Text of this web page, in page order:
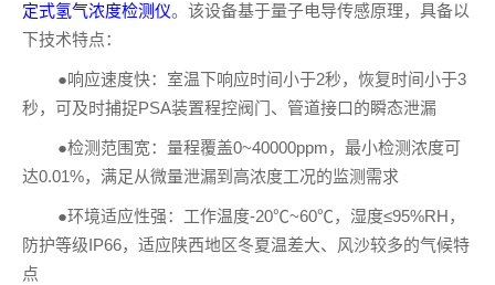
定式氢气浓度检测仪。该设备基于量子电导传感原理，具备以
下技术特点：
●响应速度快：室温下响应时间小于2秒，恢复时间小于3
秒，可及时捕捉PSA装置程控阀门、管道接口的瞬态泄漏
●检测范围宽：量程覆盖0~40000ppm，最小检测浓度可
达0.01%，满足从微量泄漏到高浓度工况的监测需求
●环境适应性强：工作温度-20℃~60℃，湿度≤95%RH，
防护等级IP66，适应陕西地区冬夏温差大、风沙较多的气候特
点